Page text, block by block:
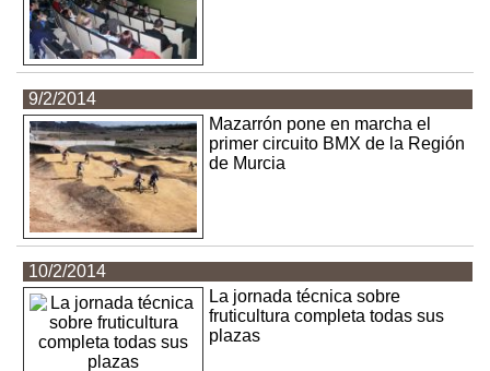
9/2/2014
Mazarrón pone en marcha el
primer circuito BMX de la Región
de Murcia
10/2/2014
La jornada técnica sobre
fruticultura completa todas sus
plazas